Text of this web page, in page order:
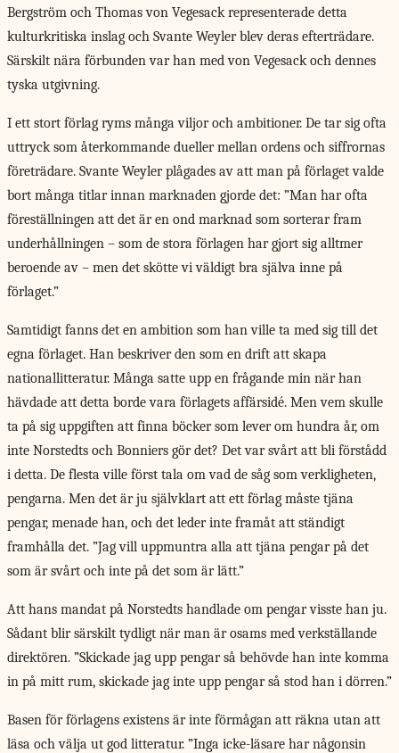
Bergström och Thomas von Vegesack representerade detta
kulturkritiska inslag och Svante Weyler blev deras efterträdare.
Särskilt nära förbunden var han med von Vegesack och dennes
tyska utgivning.
I ett stort förlag ryms många viljor och ambitioner. De tar sig ofta
uttryck som återkommande dueller mellan ordens och siffrornas
företrädare. Svante Weyler plågades av att man på förlaget valde
bort många titlar innan marknaden gjorde det: ”Man har ofta
föreställningen att det är en ond marknad som sorterar fram
underhållningen – som de stora förlagen har gjort sig alltmer
beroende av – men det skötte vi väldigt bra själva inne på
förlaget.”
Samtidigt fanns det en ambition som han ville ta med sig till det
egna förlaget. Han beskriver den som en drift att skapa
nationallitteratur. Många satte upp en frågande min när han
hävdade att detta borde vara förlagets affärsidé. Men vem skulle
ta på sig uppgiften att finna böcker som lever om hundra år, om
inte Norstedts och Bonniers gör det? Det var svårt att bli förstådd
i detta. De flesta ville först tala om vad de såg som verkligheten,
pengarna. Men det är ju självklart att ett förlag måste tjäna
pengar, menade han, och det leder inte framåt att ständigt
framhålla det. ”Jag vill uppmuntra alla att tjäna pengar på det
som är svårt och inte på det som är lätt.”
Att hans mandat på Norstedts handlade om pengar visste han ju.
Sådant blir särskilt tydligt när man är osams med verkställande
direktören. ”Skickade jag upp pengar så behövde han inte komma
in på mitt rum, skickade jag inte upp pengar så stod han i dörren.”
Basen för förlagens existens är inte förmågan att räkna utan att
läsa och välja ut god litteratur. ”Inga icke-läsare har någonsin